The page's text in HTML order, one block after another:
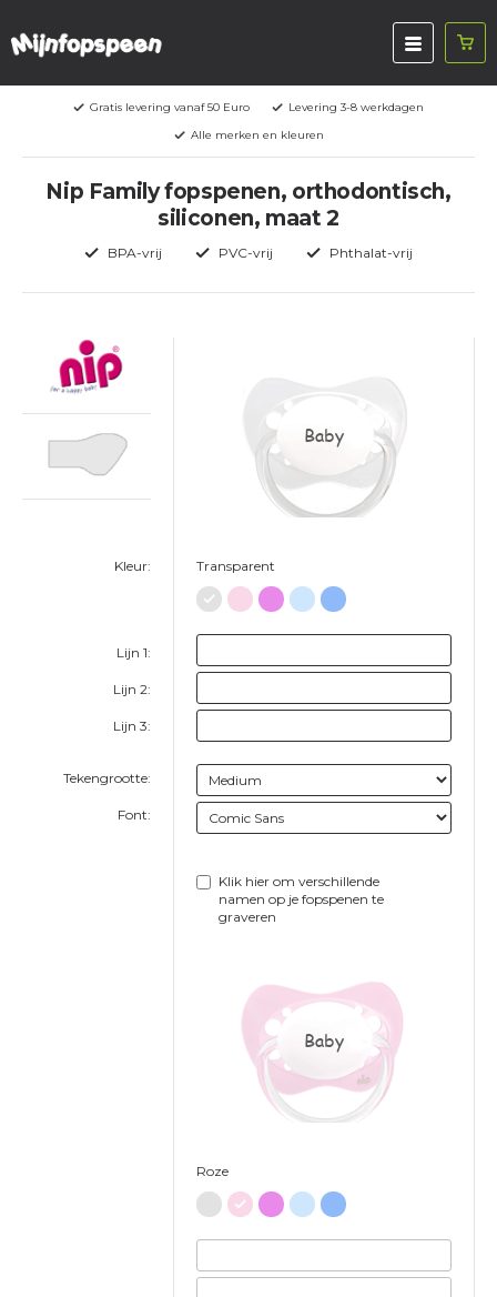
Gratis levering vanaf 50 Euro
Levering 3-8 werkdagen
Alle merken en kleuren
Nip Family fopspenen, orthodontisch,
siliconen, maat 2
BPA-vrij PVC-vrij Phthalat-vrij
Kleur:
Lijn 1:
Lijn 2:
Lijn 3:
Tekengrootte:
Font:
Baby
Transparent
Klik hier om verschillende
namen op je fopspenen te
graveren
Baby
Roze